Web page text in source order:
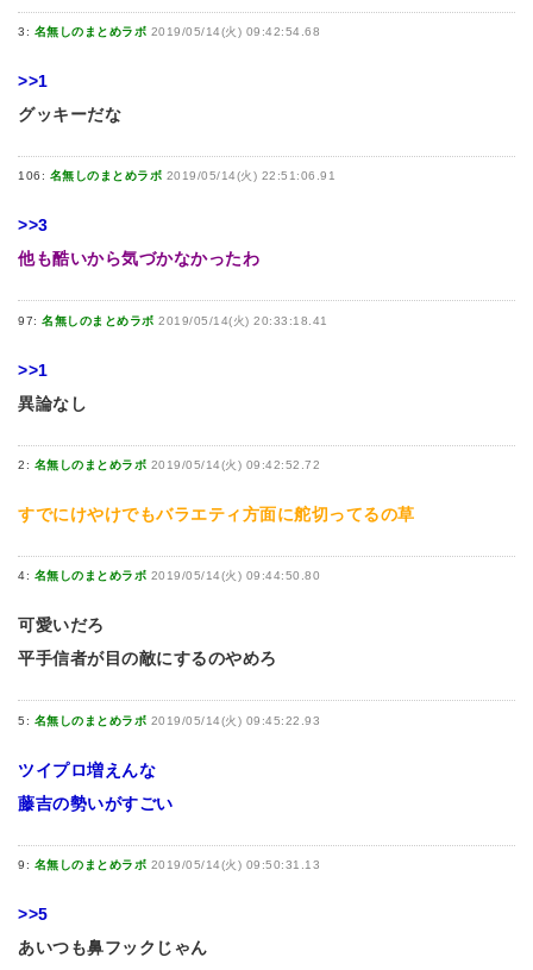
3: 名無しのまとめラボ 2019/05/14(火) 09:42:54.68
>>1
グッキーだな
106: 名無しのまとめラボ 2019/05/14(火) 22:51:06.91
>>3
他も酷いから気づかなかったわ
97: 名無しのまとめラボ 2019/05/14(火) 20:33:18.41
>>1
異論なし
2: 名無しのまとめラボ 2019/05/14(火) 09:42:52.72
すでにけやけでもバラエティ方面に舵切ってるの草
4: 名無しのまとめラボ 2019/05/14(火) 09:44:50.80
可愛いだろ
平手信者が目の敵にするのやめろ
5: 名無しのまとめラボ 2019/05/14(火) 09:45:22.93
ツイプロ増えんな
藤吉の勢いがすごい
9: 名無しのまとめラボ 2019/05/14(火) 09:50:31.13
>>5
あいつも鼻フックじゃん